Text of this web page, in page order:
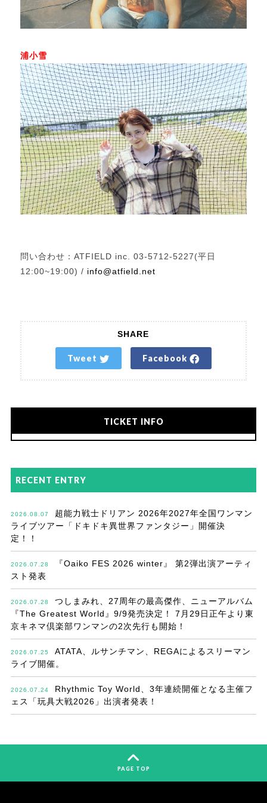
浦小雪
問い合わせ：ATFIELD inc. 03-5712-5227(平日
12:00~19:00) / info@atfield.net
SHARE
Tweet Facebook
TICKET INFO
RECENT ENTRY
2026.08.07
超能力戦士ドリアン 2026年2027年全国ワンマン
ライブツアー「ドキドキ異世界ファンタジー」開催決
定！！
2026.07.28
『Oaiko FES 2026 winter』 第2弾出演アーティ
スト発表
2026.07.28
つしまみれ、27周年の最高傑作、ニューアルバム
『The Greatest World』9/9発売決定！ 7月29日正午より東
京キネマ倶楽部ワンマンの2次先行も開始！
2026.07.25
ATATA、ルサンチマン、REGAによるスリーマン
ライブ開催。
2026.07.24
Rhythmic Toy World、3年連続開催となる主催フ
ェス「玩具大戦2026」出演者発表！
PAGE TOP